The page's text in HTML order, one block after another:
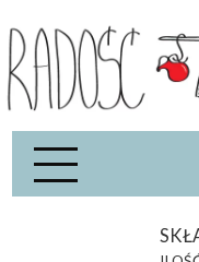
Radość Jedzenia –